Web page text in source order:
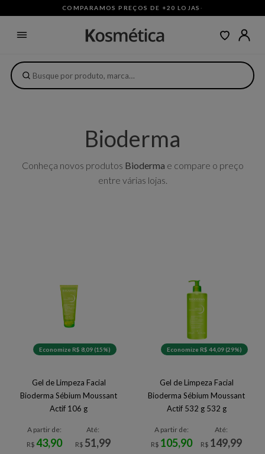
COMPARAMOS PREÇOS DE +20 LOJAS ·
Bioderma
Conheça novos produtos Bioderma e compare o preço
entre várias lojas.
Economize R$ 8,09 (15%)
Gel de Limpeza Facial
Bioderma Sébium Moussant
Actif 106 g
A partir de:
R$43,90
Até:
R$ 51,99
Economize R$ 44,09 (29%)
Gel de Limpeza Facial
Bioderma Sébium Moussant
Actif 532 g 532 g
A partir de:
R$ 105,90
Até:
R$ 149,99